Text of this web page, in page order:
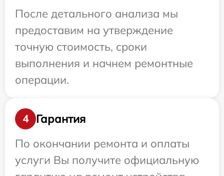
После детального анализа мы
предоставим на утверждение
точную стоимость, сроки
выполнения и начнем ремонтные
операции.
4
Гарантия
По окончании ремонта и оплаты
услуги Вы получите официальную